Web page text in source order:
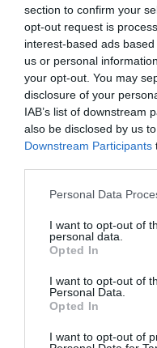
section to confirm your
opt-out request is
interest-based ads
us or personal
your opt-out. You may
disclosure of your
IAB’s list of downstream
also be disclosed by us
Downstream Participants
Personal Data
I want to opt-out of
personal data.
Opted In
I want to opt-out of
Personal Data.
Opted In
I want to opt-out of